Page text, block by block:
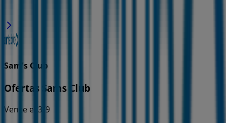
Sam's Club
Ofertas Sams Club
Vence el 3/9